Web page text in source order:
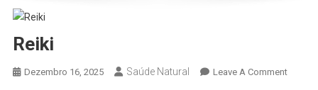
Reiki
Dezembro 16, 2025 Saúde Natural Leave A CommentOn